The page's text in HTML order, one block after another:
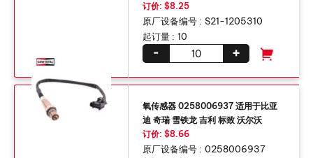
订价: $8.25
原厂设备编号 : S21-1205310
起订量 : 10
+
-
氧传感器 0258006937 适用于比亚
迪 奇瑞 雪铁龙 吉利 标致 沃尔沃
订价: $8.66
原厂设备编号 : 0258006937